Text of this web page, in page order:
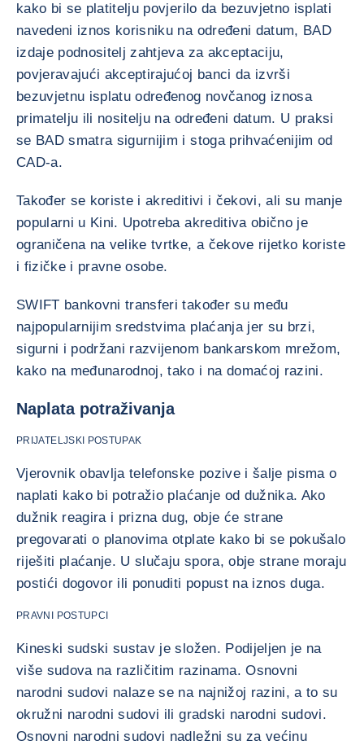
kako bi se platitelju povjerilo da bezuvjetno isplati
navedeni iznos korisniku na određeni datum, BAD
izdaje podnositelj zahtjeva za akceptaciju,
povjeravajući akceptirajućoj banci da izvrši
bezuvjetnu isplatu određenog novčanog iznosa
primatelju ili nositelju na određeni datum. U praksi
se BAD smatra sigurnijim i stoga prihvaćenijim od
CAD-a.
Također se koriste i akreditivi i čekovi, ali su manje
popularni u Kini. Upotreba akreditiva obično je
ograničena na velike tvrtke, a čekove rijetko koriste
i fizičke i pravne osobe.
SWIFT bankovni transferi također su među
najpopularnijim sredstvima plaćanja jer su brzi,
sigurni i podržani razvijenom bankarskom mrežom,
kako na međunarodnoj, tako i na domaćoj razini.
Naplata potraživanja
PRIJATELJSKI POSTUPAK
Vjerovnik obavlja telefonske pozive i šalje pisma o
naplati kako bi potražio plaćanje od dužnika. Ako
dužnik reagira i prizna dug, obje će strane
pregovarati o planovima otplate kako bi se pokušalo
riješiti plaćanje. U slučaju spora, obje strane moraju
postići dogovor ili ponuditi popust na iznos duga.
PRAVNI POSTUPCI
Kineski sudski sustav je složen. Podijeljen je na
više sudova na različitim razinama. Osnovni
narodni sudovi nalaze se na najnižoj razini, a to su
okružni narodni sudovi ili gradski narodni sudovi.
Osnovni narodni sudovi nadležni su za većinu